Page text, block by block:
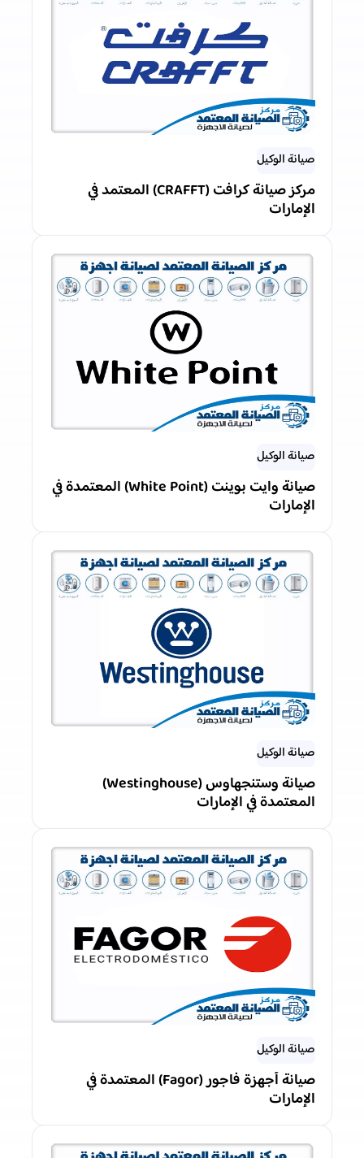
صيانة الوكيل
مركز صيانة كرافت (CRAFFT) المعتمد في
الإمارات
صيانة الوكيل
صيانة وايت بوينت (White Point) المعتمدة في
الإمارات
صيانة الوكيل
صيانة وستنجهاوس (Westinghouse)
المعتمدة في الإمارات
صيانة الوكيل
صيانة أجهزة فاجور (Fagor) المعتمدة في
الإمارات